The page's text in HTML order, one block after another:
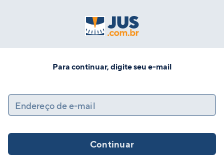
Para continuar, digite seu e-mail
Endereço de e-mail
Continuar